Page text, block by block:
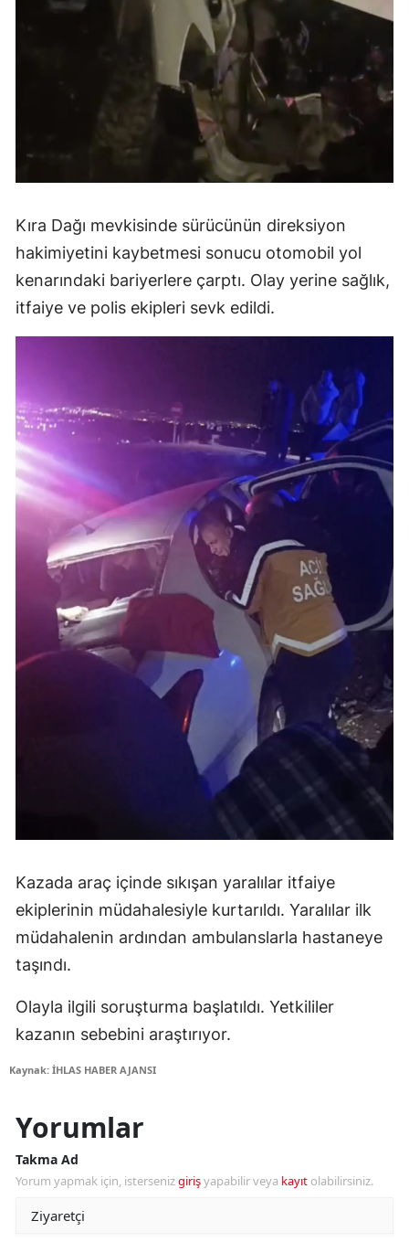
Kıra Dağı mevkisinde sürücünün direksiyon
hakimiyetini kaybetmesi sonucu otomobil yol
kenarındaki bariyerlere çarptı. Olay yerine sağlık,
itfaiye ve polis ekipleri sevk edildi.
Kazada araç içinde sıkışan yaralılar itfaiye
ekiplerinin müdahalesiyle kurtarıldı. Yaralılar ilk
müdahalenin ardından ambulanslarla hastaneye
taşındı.
Olayla ilgili soruşturma başlatıldı. Yetkililer
kazanın sebebini araştırıyor.
Kaynak: İHLAS HABER AJANSI
Yorumlar
Takma Ad
Yorum yapmak için, istersenizgirişyapabilir veya kayıt olabilirsiniz.